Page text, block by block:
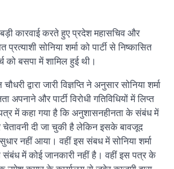
बड़ी कारवाई करते हुए प्रदेश महासचिव और
सोनिया शर्मा को पार्टी से निष्कासित
को बसपा में शामिल हुई थी।
द्वारा जारी विज्ञप्ति ने अनुसार सोनिया शर्मा
अपनाने और पार्टी विरोधी गतिविधियों में लिप्त
में कहा गया है कि अनुशासनहीनता के संबंध में
चेतावनी दी जा चुकी है लेकिन इसके बावजूद
नहीं आया। वहीं इस संबध में सोनिया शर्मा
में कोई जानकारी नहीं है। वहीं इस पत्र के